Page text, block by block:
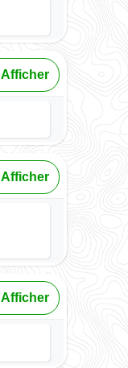
Afficher
Afficher
Afficher